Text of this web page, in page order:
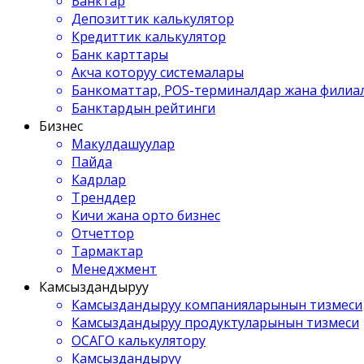
Депозиттик калькулятор
Кредиттик калькулятор
Банк карттары
Акча которуу системалары
Банкоматтар, POS-терминалдар жана
Банктардын рейтинги
Бизнес
Макулдашуулар
Пайда
Кадрлар
Тренддер
Кичи жана орто бизнес
Отчеттор
Тармактар
Менеджмент
Камсыздандыруу
Камсыздандыруу компанияларынын тизмеси
Камсыздандыруу продуктуларынын тизмеси
ОСАГО калькулятору
Камсыздандыруу